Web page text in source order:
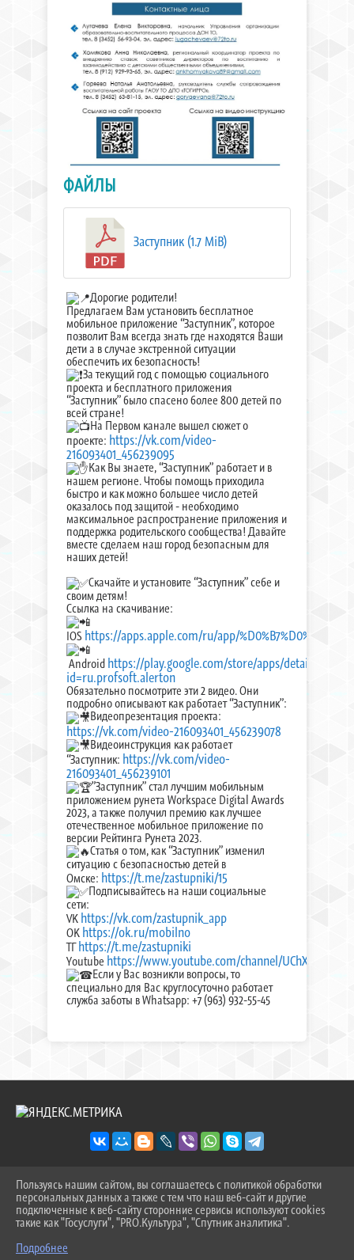
ФАЙЛЫ
Заступник (1.7 MiB)
Дорогие родители!
Предлагаем Вам установить бесплатное
мобильное приложение “Заступник”, которое
позволит Вам всегда знать где находятся Ваши
дети а в случае экстренной ситуации
обеспечить их безопасность!
За текущий год с помощью социального
проекта и бесплатного приложения
“Заступник” было спасено более 800 детей по
всей стране!
На Первом канале вышел сюжет о
проекте: https://vk.com/video-
216093401_456239095
Как Вы знаете, “Заступник” работает и в
нашем регионе. Чтобы помощь приходила
быстро и как можно большее число детей
оказалось под защитой - необходимо
максимальное распространение приложения и
поддержка родительского сообщества! Давайте
вместе сделаем наш город безопасным для
наших детей!
Скачайте и установите “Заступник” себе и
своим детям!
Ссылка на скачивание:
IOS https://apps.apple.com/ru/app/
Android https://play.google.com/store/apps/details?
id=ru.profsoft.alerton
Обязательно посмотрите эти 2 видео. Они
подробно описывают как работает “Заступник”:
Видеопрезентация проекта:
https://vk.com/video-216093401_456239078
Видеоинструкция как работает
“Заступник: https://vk.com/video-
216093401_456239101
”Заступник” стал лучшим мобильным
приложением рунета Workspace Digital Awards
2023, а также получил премию как лучшее
отечественное мобильное приложение по
версии Рейтинга Рунета 2023.
Статья о том, как “Заступник” изменил
ситуацию с безопасностью детей в
Омске: https://t.me/zastupniki/15
Подписывайтесь на наши социальные
сети:
VK https://vk.com/zastupnik_app
OK https://ok.ru/mobilno
ТГhttps://t.me/zastupniki
Youtube https://www.youtube.com/channel/
Если у Вас возникли вопросы, то
специально для Вас круглосуточно работает
служба заботы в Whatsapp: +7 (963) 932-55-45
^
2026 Г. SOSH-9TOB.RU
ВХОД
КАРТА САЙТА
Пользуясь нашим сайтом, вы соглашаетесь с политикой обработки
персональных данных а также с тем что наш веб-сайт и другие
подключенные к веб-сайту сторонние сервисы используют cookies
такие как "Госуслуги", "PRO.Культура", "Спутник аналитика".
Подробнее